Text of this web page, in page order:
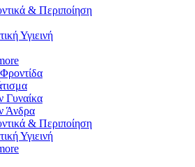
& Περιποίηση
Υγιεινή
Γυναίκα
Άνδρα
& Περιποίηση
Υγιεινή